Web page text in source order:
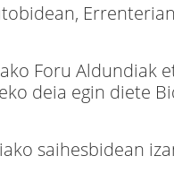
Foru
deia egin diete
saihesbidean